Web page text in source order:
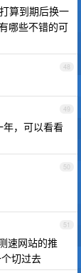
算到期后换一
哪些不错的可
48
49
，可以看看
50
51
速网站的推
切过去